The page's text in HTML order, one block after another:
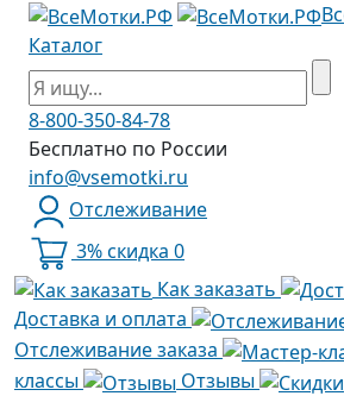
Каталог
8-800-350-84-78
Бесплатно по России
info@vsemotki.ru
Отслеживание
3% скидка 0
Как заказать
Доставка и оплата
Отслеживание заказа
классы
Отзывы